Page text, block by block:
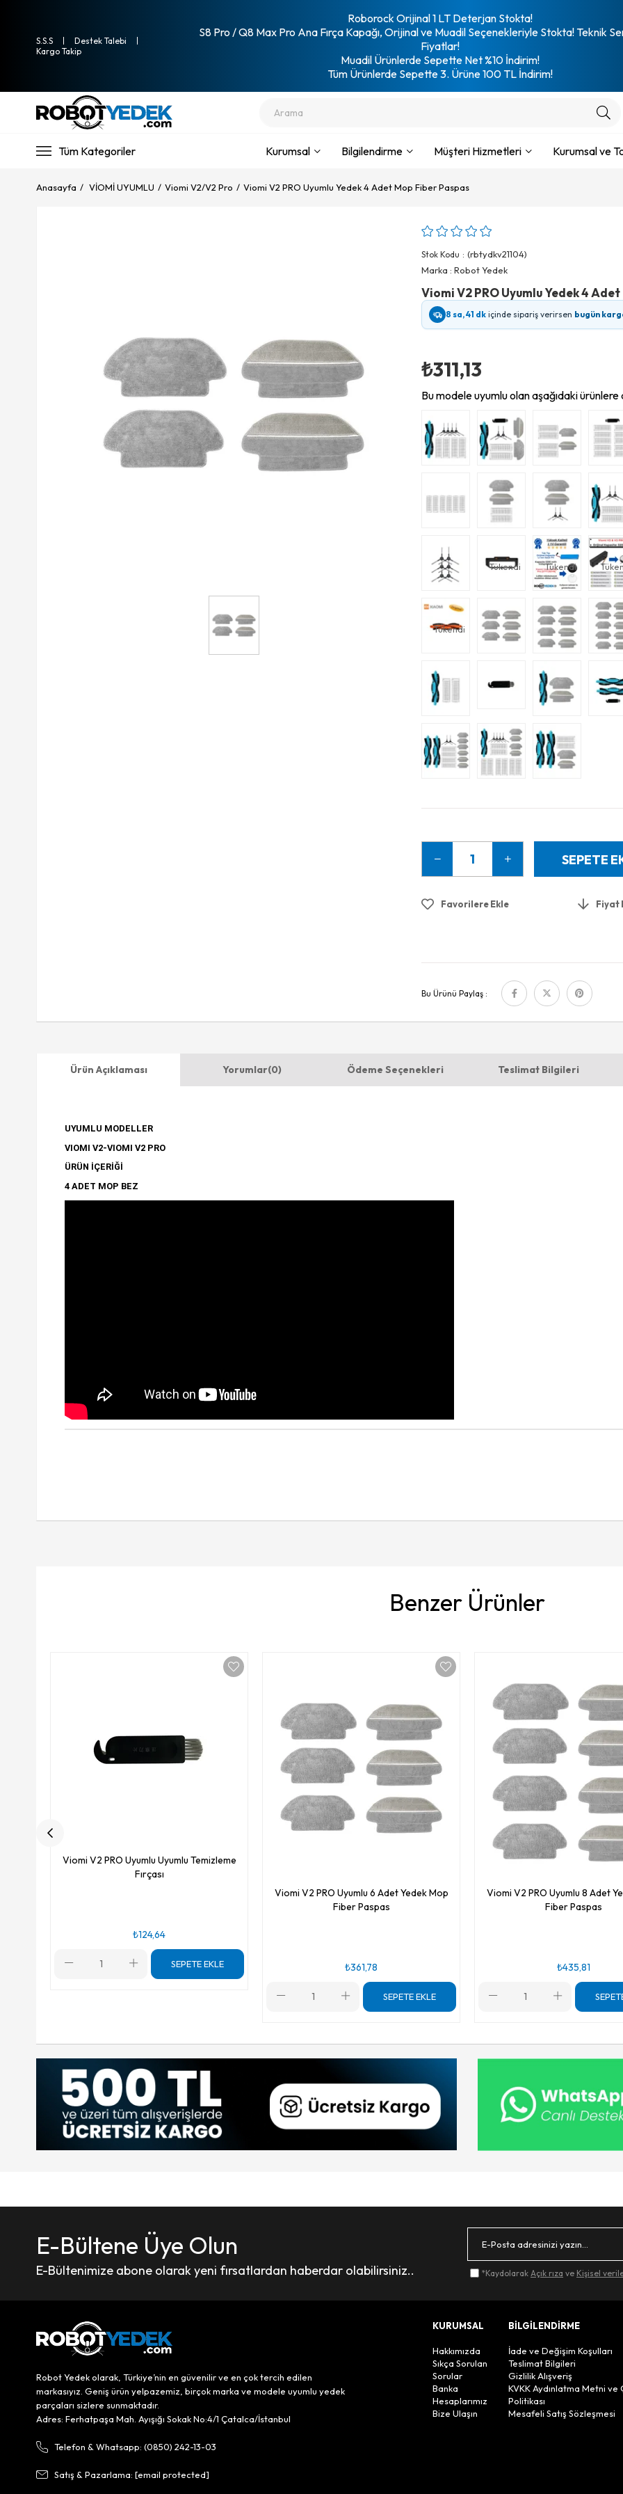
S.S.S
Destek Talebi
Kargo Takip
Roborock Orijinal 1 LT Deterjan Stokta!
S8 Pro / Q8 Max Pro Ana Fırça Kapağı, Orijinal ve Muadil Seçenekleriyle Stokta! Teknik
Fiyatlar!
Muadil Ürünlerde Sepette Net %10 İndirim!
Tüm Ürünlerde Sepette 3. Ürüne 100 TL İndirim!
Tüm Kategoriler Kurumsal Bilgilendirme Müşteri Hizmetleri Kurumsal ve
Anasayfa VİOMİ UYUMLU Viomi V2/V2 Pro Viomi V2 PRO Uyumlu Yedek 4 Adet Mop Fiber Paspas
Stok Kodu
(rbtydkv21104)
Marka : Robot Yedek
Viomi V2 PRO Uyumlu Yedek 4
8 sa, 41 dk içinde sipariş verirsen bugün
₺311,13
Bu modele uyumlu olan aşağıdaki
Tükendi Tükendi
Tükendi
Favorilere Ekle Fiyat
Bu Ürünü Paylaş :
Ürün Açıklaması Yorumlar(0) Ödeme Seçenekleri Teslimat Bilgileri
UYUMLU MODELLER
VIOMI V2-VIOMI V2 PRO
ÜRÜN İÇERİĞİ
4 ADET MOP BEZ
Benzer Ürünler
Viomi V2 PRO Uyumlu Uyumlu Temizleme
Fırçası
₺124,64
SEPETE EKLE
Viomi V2 PRO Uyumlu 6 Adet Yedek Mop
Fiber Paspas
₺361,78
SEPETE EKLE
Viomi V2 PRO Uyumlu 8 Adet
Fiber Paspas
₺435,81
E-Bültene Üye Olun
E-Bültenimize abone olarak yeni fırsatlardan haberdar olabilirsiniz.. *Kaydolarak Açık rıza ve Kişisel
Robot Yedek olarak, Türkiye’nin en güvenilir ve en çok tercih edilen
markasıyız. Geniş ürün yelpazemiz, birçok marka ve modele uyumlu yedek
parçaları sizlere sunmaktadır.
Adres: Ferhatpaşa Mah. Ayışığı Sokak No:4/1 Çatalca/İstanbul
Telefon & Whatsapp: (0850) 242-13-03
Satış & Pazarlama: [email protected]
KURUMSAL
Hakkımızda
Sıkça Sorulan
Sorular
Banka
Hesaplarımız
Bize Ulaşın
BİLGİLENDİRME
İade ve Değişim Koşulları
Teslimat Bilgileri
Gizlilik Alışveriş
KVKK Aydınlatma Metni ve
Politikası
Mesafeli Satış Sözleşmesi